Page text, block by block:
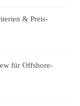
& Preis-
für Offshore-